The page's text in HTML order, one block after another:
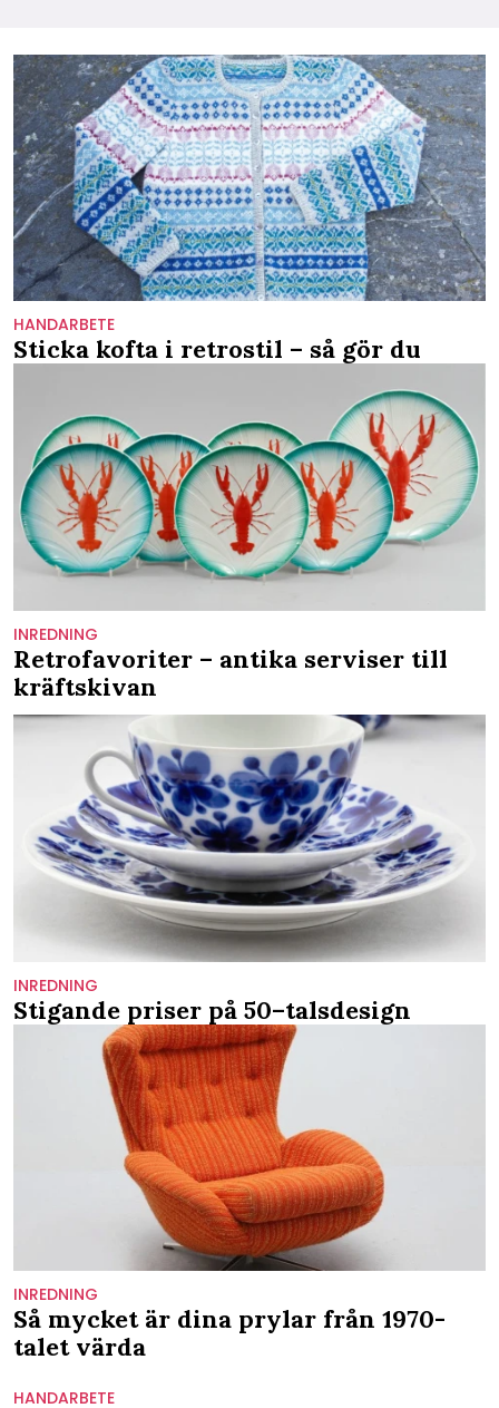
HANDARBETE
Sticka kofta i retrostil – så gör du
INREDNING
Retrofavoriter – antika serviser till
kräftskivan
INREDNING
Stigande priser på 50–talsdesign
INREDNING
Så mycket är dina prylar från 1970-
talet värda
HANDARBETE